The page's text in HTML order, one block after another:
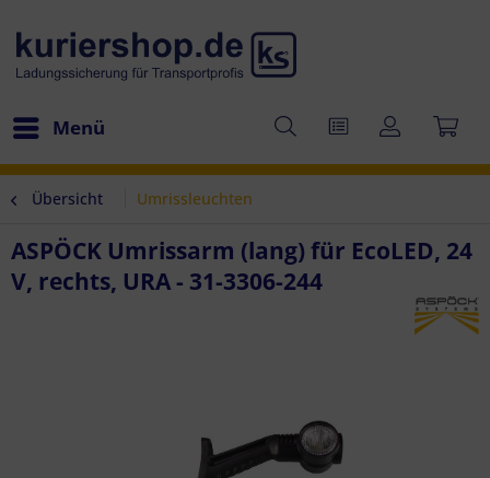
Menü
Übersicht Umrissleuchten
ASPÖCK Umrissarm (lang) für EcoLED, 24
V, rechts, URA - 31-3306-244